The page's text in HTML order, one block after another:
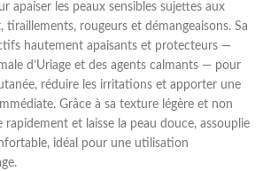
apaiser les peaux sensibles sujettes aux
tiraillements, rougeurs et démangeaisons. Sa
hautement apaisants et protecteurs —
d’Uriage et des agents calmants — pour
réduire les irritations et apporter une
Grâce à sa texture légère et non
rapidement et laisse la peau douce, assouplie
idéal pour une utilisation